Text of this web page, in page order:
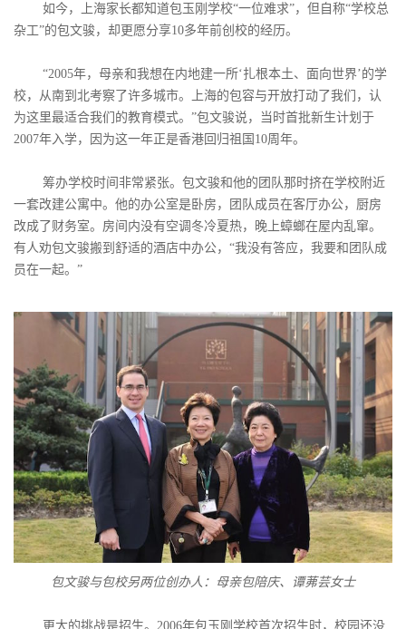
如今，上海家长都知道包玉刚学校“一位难求”，但自称“学校总
杂工”的包文骏，却更愿分享10多年前创校的经历。
“2005年，母亲和我想在内地建一所‘扎根本土、面向世界’的学
校，从南到北考察了许多城市。上海的包容与开放打动了我们，认
为这里最适合我们的教育模式。”包文骏说，当时首批新生计划于
2007年入学，因为这一年正是香港回归祖国10周年。
筹办学校时间非常紧张。包文骏和他的团队那时挤在学校附近
一套改建公寓中。他的办公室是卧房，团队成员在客厅办公，厨房
改成了财务室。房间内没有空调冬冷夏热，晚上蟑螂在屋内乱窜。
有人劝包文骏搬到舒适的酒店中办公，“我没有答应，我要和团队成
员在一起。”
包文骏与包校另两位创办人：母亲包陪庆、谭茀芸女士
更大的挑战是招生。2006年包玉刚学校首次招生时，校园还没